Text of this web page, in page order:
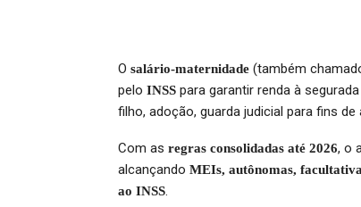
O salário-maternidade (também
pelo INSS para garantir renda à
filho, adoção, guarda judicial para fins
Com as regras consolidadas até 2026, o
alcançando MEIs, autônomas,
ao INSS